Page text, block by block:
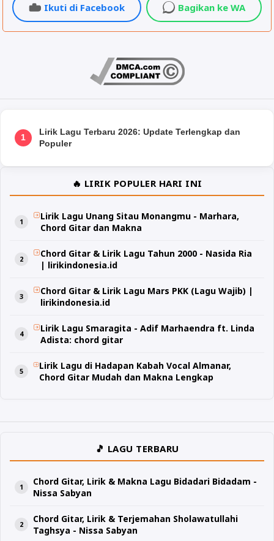
Ikuti di Facebook Bagikan ke WA
1
Lirik Lagu Terbaru 2026: Update Terlengkap dan
Populer
🔥 LIRIK POPULER HARI INI
Lirik Lagu Unang Sitau Monangmu - Marhara,
Chord Gitar dan Makna
Chord Gitar & Lirik Lagu Tahun 2000 - Nasida Ria
| lirikindonesia.id
Chord Gitar & Lirik Lagu Mars PKK (Lagu Wajib) |
lirikindonesia.id
Lirik Lagu Smaragita - Adif Marhaendra ft. Linda
Adista: chord gitar
Lirik Lagu di Hadapan Kabah Vocal Almanar,
Chord Gitar Mudah dan Makna Lengkap
🎵 LAGU TERBARU
Chord Gitar, Lirik & Makna Lagu Bidadari Bidadam -
Nissa Sabyan
Chord Gitar, Lirik & Terjemahan Sholawatullahi
Taghsya - Nissa Sabyan